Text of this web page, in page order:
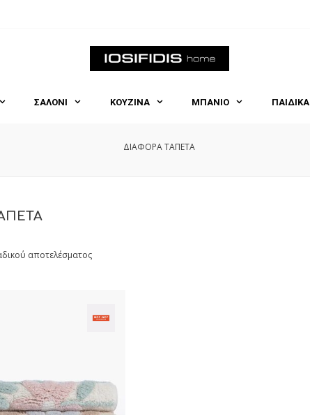
ΣΑΛΟΝΙ ΚΟΥΖΙΝΑ ΜΠΑΝΙΟ ΠΑΙΔΙΚΑ
ΔΙΑΦΟΡΑ ΤΑΠΕΤΑ
αποτελέσματος